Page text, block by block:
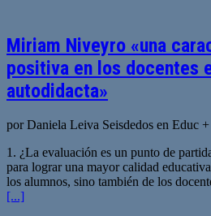
Miriam Niveyro «una
positiva en los docentes
autodidacta»
por Daniela Leiva Seisdedos en Educ
1. ¿La evaluación es un punto de
para lograr una mayor calidad
los alumnos, sino también de los
[...]